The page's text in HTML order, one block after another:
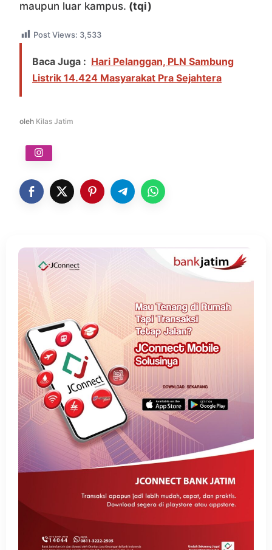
maupun luar kampus. (tqi)
Post Views: 3,533
Baca Juga : Hari Pelanggan, PLN Sambung
Listrik 14.424 Masyarakat Pra Sejahtera
oleh Kilas Jatim